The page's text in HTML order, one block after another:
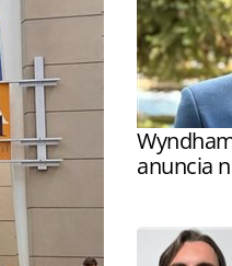
anuncia
reforçar
rede